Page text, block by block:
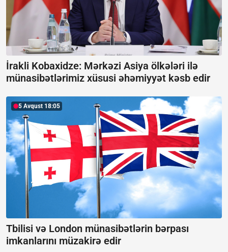
İrakli Kobaxidze: Mərkəzi Asiya ölkələri ilə
münasibətlərimiz xüsusi əhəmiyyət kəsb edir
5 Avqust 18:05
Tbilisi və London münasibətlərin bərpası
imkanlarını müzakirə edir